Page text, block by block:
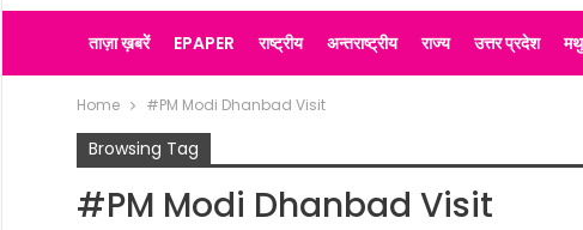
ताज़ा ख़बरें EPAPER राष्ट्रीय अन्तराष्ट्रीय राज्य उत्तर प्रदेश
Home #PM Modi Dhanbad Visit
Browsing Tag
#PM Modi Dhanbad Visit